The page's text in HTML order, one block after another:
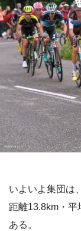
いよいよ集団は
距離13.8km・
ある。